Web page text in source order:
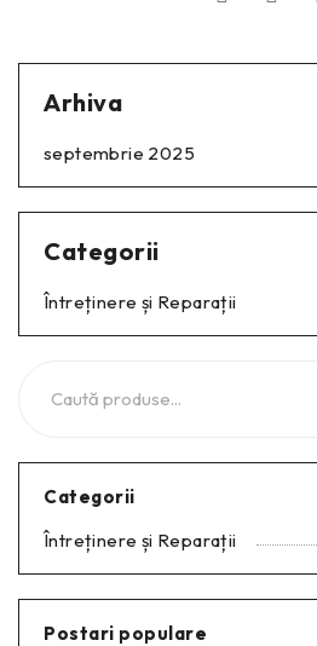
Arhiva
septembrie 2025
Categorii
Întreținere și Reparații
Categorii
Întreținere și Reparații
Postari populare